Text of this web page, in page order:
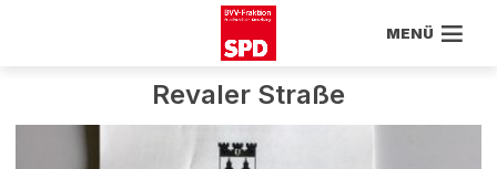
MENÜ
Revaler Straße